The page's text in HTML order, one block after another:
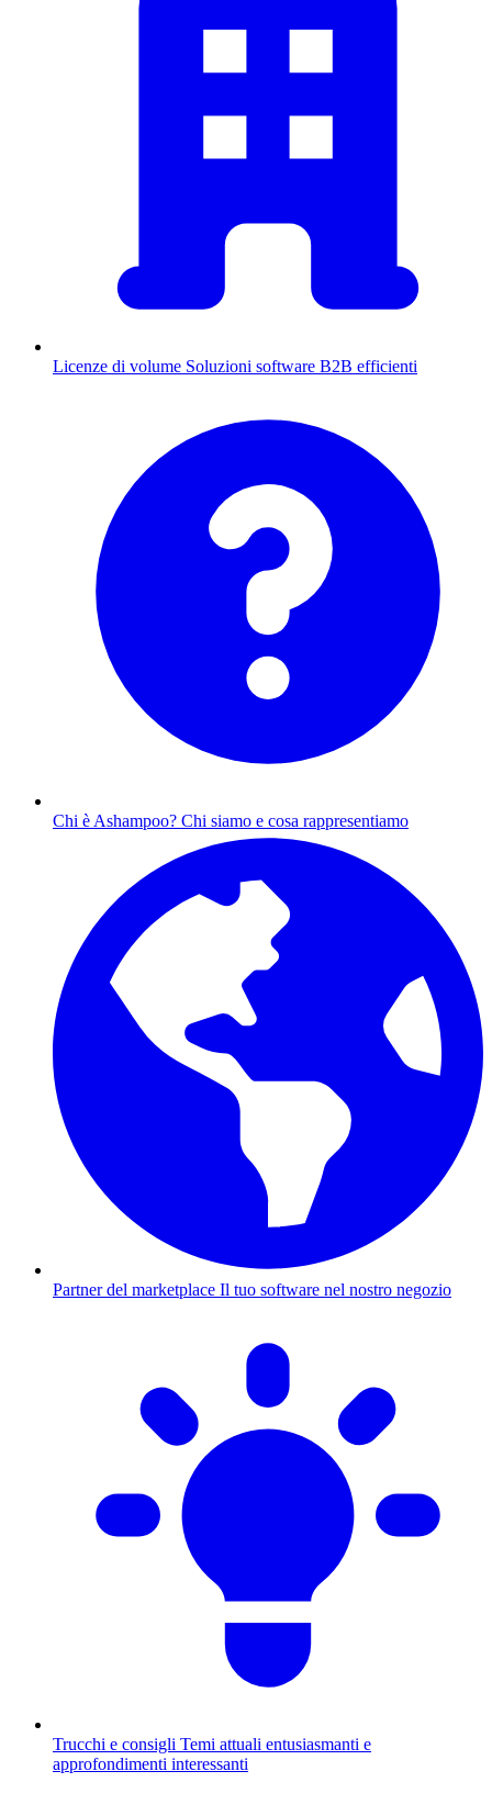
Licenze di volume Soluzioni software B2B efficienti
Chi è Ashampoo? Chi siamo e cosa rappresentiamo
Partner del marketplace Il tuo software nel nostro negozio
Trucchi e consigli Temi attuali entusiasmanti e
approfondimenti interessanti